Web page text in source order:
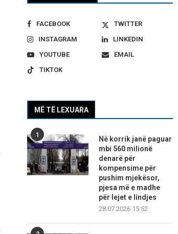
FACEBOOK
TWITTER
INSTAGRAM
LINKEDIN
YOUTUBE
EMAIL
TIKTOK
MË TË LEXUARA
1
Në korrik janë paguar
mbi 560 milionë
denarë për
kompensime për
pushim mjekësor,
pjesa më e madhe
për lejet e lindjes
28.07.2026 15:52